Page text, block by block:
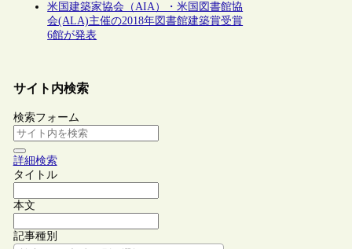
米国建築家協会（AIA）・米国図書館協
会(ALA)主催の2018年図書館建築賞受賞
6館が発表
サイト内検索
検索フォーム
詳細検索
タイトル
本文
記事種別